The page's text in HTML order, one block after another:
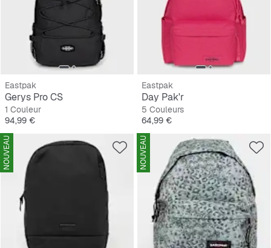
Eastpak
Gerys Pro CS
1 Couleur
Prix
94,99 €
Eastpak
Day Pak'r
5 Couleurs
Prix
64,99 €
NOUVEAU NOUVEAU